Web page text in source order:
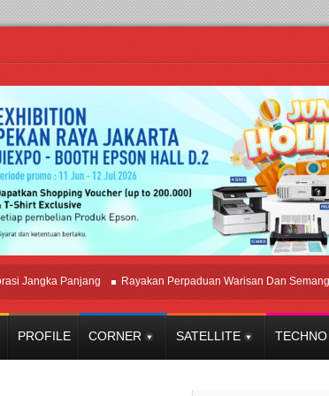
Panjang Rayakan Perpaduan Warisan Dan Semangat
PROFILE CORNER SATELLITE TECHNO